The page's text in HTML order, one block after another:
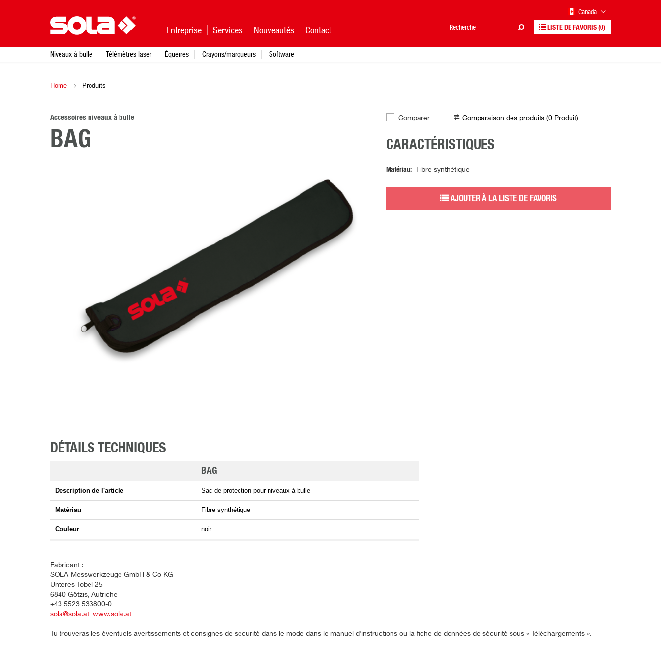
Home Produits
Accessoires niveaux à bulle
BAG
Comparer Comparaison des produits (0 Produit)
CARACTÉRISTIQUES
Matériau Fibre synthétique
AJOUTER À LA LISTE DE FAVORIS
DÉTAILS TECHNIQUES
BAG
Description de l'article Sac de protection pour niveaux à bulle
Matériau Fibre synthétique
Couleur noir
Fabricant :
SOLA-Messwerkzeuge GmbH & Co KG
Unteres Tobel 25
6840 Götzis, Autriche
+43 5523 533800-0
sola@sola.at, www.sola.at
Tu trouveras les éventuels avertissements et consignes de sécurité dans le mode dans le manuel d'instructions ou la fiche de données de sécurité sous « Téléchargements ».
Entreprise Services Nouveautés Contact
Canada
LISTE DE FAVORIS (0)
Niveaux à bulle Télémètres laser Équerres Crayons/marqueurs Software